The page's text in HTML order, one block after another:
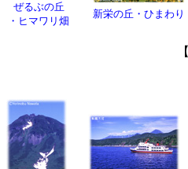
ぜるぶの丘
・ヒマワリ畑
新栄の丘・ひまわり